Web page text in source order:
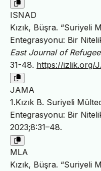
ISNAD
Kızık, Büşra. “Suriyeli
Entegrasyonu: Bir
East Journal of
31-48. https://izlik.org/
JAMA
1.Kızık B. Suriyeli
Entegrasyonu: Bir
2023;8:31–48.
MLA
Kızık, Büşra. “Suriyeli